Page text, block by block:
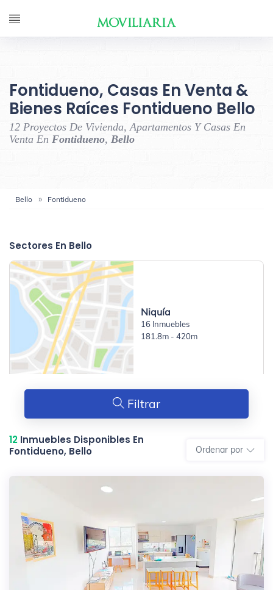
Fontidueno, Casas En Venta &
Bienes Raíces Fontidueno Bello
12 Proyectos De Vivienda, Apartamentos Y Casas En
Venta En Fontidueno, Bello
Bello Fontidueno
Sectores En Bello
Niquía
16 Inmuebles
181.8m - 420m
Filtrar
12 Inmuebles Disponibles En
Fontidueno, Bello
Ordenar por